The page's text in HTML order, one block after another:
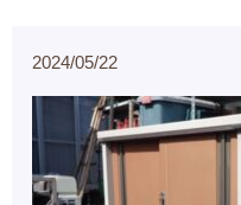
2024/05/22